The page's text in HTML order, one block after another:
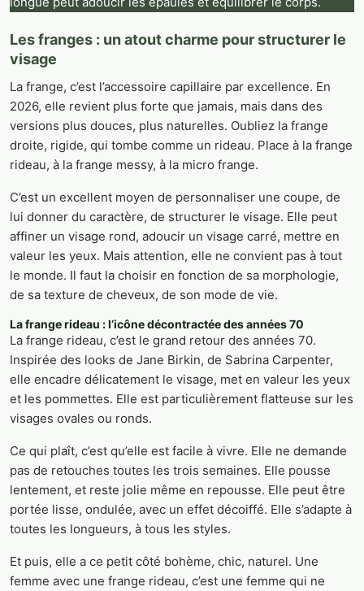
Les franges : un atout charme pour structurer le
visage
La frange, c’est l’accessoire capillaire par excellence. En
2026, elle revient plus forte que jamais, mais dans des
versions plus douces, plus naturelles. Oubliez la frange
droite, rigide, qui tombe comme un rideau. Place à la frange
rideau, à la frange messy, à la micro frange.
C’est un excellent moyen de personnaliser une coupe, de
lui donner du caractère, de structurer le visage. Elle peut
affiner un visage rond, adoucir un visage carré, mettre en
valeur les yeux. Mais attention, elle ne convient pas à tout
le monde. Il faut la choisir en fonction de sa morphologie,
de sa texture de cheveux, de son mode de vie.
La frange rideau : l’icône décontractée des années 70
La frange rideau, c’est le grand retour des années 70.
Inspirée des looks de Jane Birkin, de Sabrina Carpenter,
elle encadre délicatement le visage, met en valeur les yeux
et les pommettes. Elle est particulièrement flatteuse sur les
visages ovales ou ronds.
Ce qui plaît, c’est qu’elle est facile à vivre. Elle ne demande
pas de retouches toutes les trois semaines. Elle pousse
lentement, et reste jolie même en repousse. Elle peut être
portée lisse, ondulée, avec un effet décoiffé. Elle s’adapte à
toutes les longueurs, à tous les styles.
Et puis, elle a ce petit côté bohème, chic, naturel. Une
femme avec une frange rideau, c’est une femme qui ne